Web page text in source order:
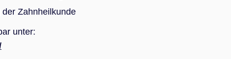
Zahnheilkunde
unter: